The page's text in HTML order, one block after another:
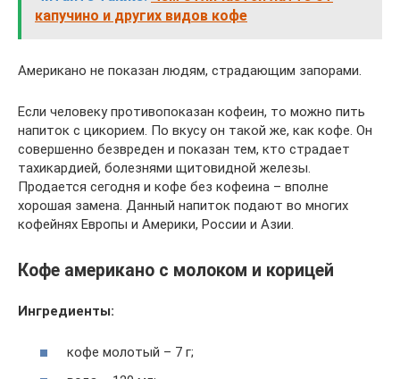
капучино и других видов кофе
Американо не показан людям, страдающим запорами.
Если человеку противопоказан кофеин, то можно пить
напиток с цикорием. По вкусу он такой же, как кофе. Он
совершенно безвреден и показан тем, кто страдает
тахикардией, болезнями щитовидной железы.
Продается сегодня и кофе без кофеина – вполне
хорошая замена. Данный напиток подают во многих
кофейнях Европы и Америки, России и Азии.
Кофе американо с молоком и корицей
Ингредиенты:
кофе молотый – 7 г;